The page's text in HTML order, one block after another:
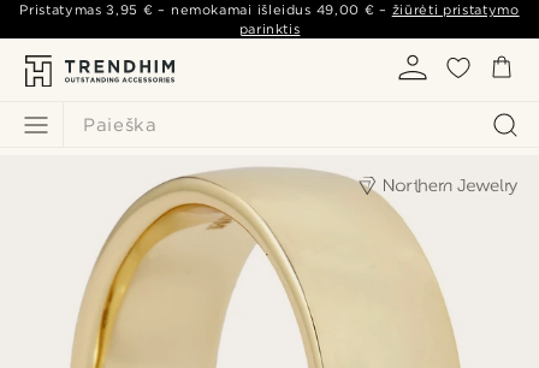
Paieška
Pristatymas3,95 € – nemokamai išleidus 49,00 € – žiūrėti pristatymo
parinktis